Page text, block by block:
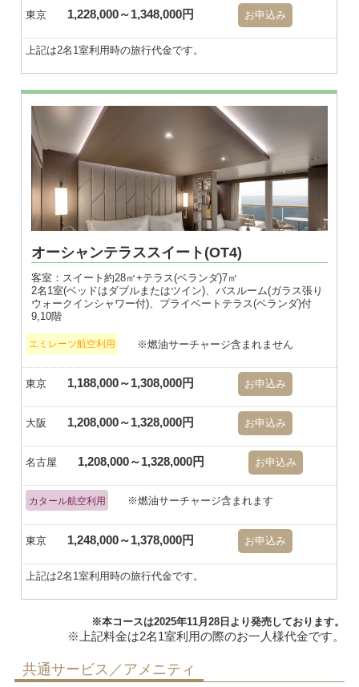
東京 1,228,000～1,348,000円 お申込み
上記は2名1室利用時の旅行代金です。
※画像はダブル
オーシャンテラススイート(OT4)
客室：スイート約28㎡+テラス(ベランダ)7㎡
2名1室(ベッドはダブルまたはツイン)、バスルーム(ガラス張り
ウォークインシャワー付)、プライベートテラス(ベランダ)付
9,10階
エミレーツ航空利用 ※燃油サーチャージ含まれません
東京 1,188,000～1,308,000円 お申込み
大阪 1,208,000～1,328,000円 お申込み
名古屋 1,208,000～1,328,000円 お申込み
カタール航空利用 ※燃油サーチャージ含まれます
東京 1,248,000～1,378,000円 お申込み
上記は2名1室利用時の旅行代金です。
※本コースは2025年11月28日より発売しております。
共通サービス／アメニティ